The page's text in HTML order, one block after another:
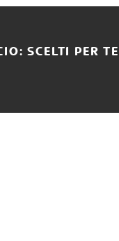
SCELTI PER TE